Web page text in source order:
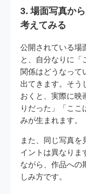
3. 場面写真か
考えてみる
公開されている場
と、自分なりに「
関係はどうなって
出てきます。そう
おくと、実際に映
りだった」「ここ
みが生まれます。
また、同じ写真を
イントは異なりま
ながら、作品への
しみ方です。